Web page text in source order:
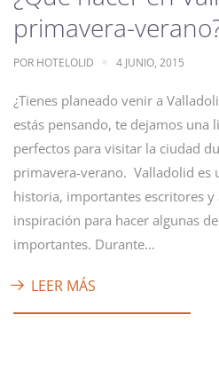
primavera-
POR HOTELOLID 4 JUNIO, 2015
¿Tienes planeado venir a
estás pensando, te dejamos una
perfectos para visitar la ciudad
primavera-verano. Valladolid es
historia, importantes escritores
inspiración para hacer algunas
importantes. Durante…
LEER MÁS